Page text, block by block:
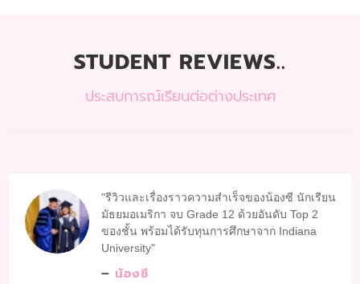
STUDENT REVIEWS..
ประสบการณ์เรียนต่อต่างประเทศ
รีวิวและเรื่องราวความสำเร็จของน้องซี นักเรียน
มัธยมอเมริกา จบ Grade 12 ด้วยอันดับ Top 2
ของชั้น พร้อมได้รับทุนการศึกษาจาก Indiana
University
น้องซี